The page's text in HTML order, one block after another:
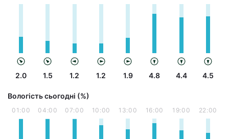
2.0 1.5 1.2 1.2 1.9 4.8 4.4 4.5
Вологість сьогодні (%)
01:00 04:00 07:00 10:00 13:00 16:00 19:00 22:00